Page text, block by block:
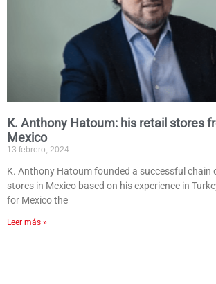
K. Anthony Hatoum: his retail stores
Mexico
13 febrero, 2024
K. Anthony Hatoum founded a successful chain
stores in Mexico based on his experience in
for Mexico the
Leer más »